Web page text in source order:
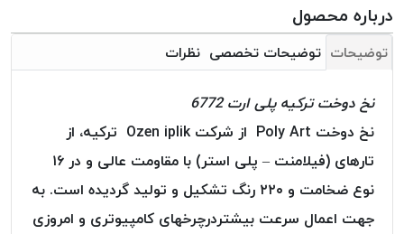
بافت
بدون
موم
KORD
نخ
توری
نخ
توری
درباره محصول
توضیحات توضیحات تخصصی نظرات
نخ دوخت ترکیه پلی ارت 6772
نخ دوخت Poly Art از شرکت Ozen iplik ترکیه، از
تارهای (فیلامنت – پلی استر) با مقاومت عالی و در ۱۶
نوع ضخامت و ۲۲۰ رنگ تشکیل و تولید گردیده است. به
جهت اعمال سرعت بیشتردرچرخهای کامپیوتری و امروزی